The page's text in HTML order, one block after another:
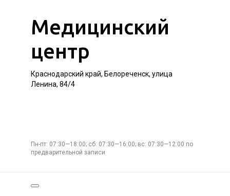
Медицинский
центр
Краснодарский край, Белореченск, улица
Ленина, 84/4
Пн-пт: 07:30—18:00; сб: 07:30—16:00; вс: 07:30—12:00 по
предварительной записи